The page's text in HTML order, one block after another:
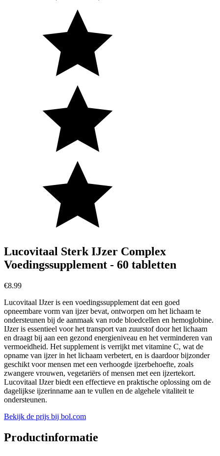
Lucovitaal Sterk IJzer Complex
Voedingssupplement - 60 tabletten
€8.99
Lucovitaal IJzer is een voedingssupplement dat een goed
opneembare vorm van ijzer bevat, ontworpen om het lichaam te
ondersteunen bij de aanmaak van rode bloedcellen en hemoglobine.
IJzer is essentieel voor het transport van zuurstof door het lichaam
en draagt bij aan een gezond energieniveau en het verminderen van
vermoeidheid. Het supplement is verrijkt met vitamine C, wat de
opname van ijzer in het lichaam verbetert, en is daardoor bijzonder
geschikt voor mensen met een verhoogde ijzerbehoefte, zoals
zwangere vrouwen, vegetariërs of mensen met een ijzertekort.
Lucovitaal IJzer biedt een effectieve en praktische oplossing om de
dagelijkse ijzerinname aan te vullen en de algehele vitaliteit te
ondersteunen.
Bekijk de prijs bij bol.com
Productinformatie